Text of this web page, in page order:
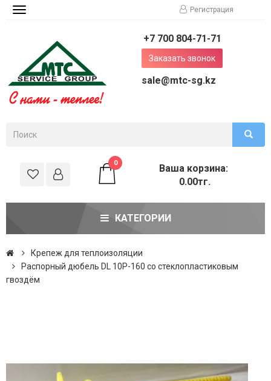
Toggle
Регистрация
+7 700 804-71-71
Заказать звонок
sale@mtc-sg.kz
0
Ваша корзина:
0.00тг.
КАТЕГОРИИ
Крепеж для теплоизоляции
Распорный дюбель DL 10Р-160 со стеклопластиковым
гвоздём